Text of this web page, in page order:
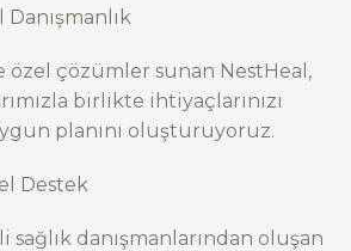
Danışmanlık
özel çözümler sunan NestHeal,
birlikte ihtiyaçlarınızı
planını oluşturuyoruz.
Destek
sağlık danışmanlarından oluşan